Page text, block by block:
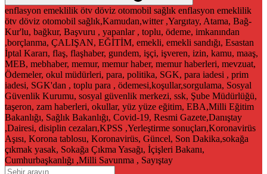
enflasyon emeklilik ötv döviz otomobil sağlık enflasyon emeklilik
ötv döviz otomobil sağlık,Kamudan,witter ,Yargıtay, Atama, Bağ-
Kur'lu, bağkur, Başvuru , yapanlar , toplu, ödeme, imkanından
,borçlanma, ÇALIŞAN, EĞİTİM, emekli, emekli sandığı, Esastan
İptal Kararı, flaş, flaşhaber, gundem, işçi, işveren, izin, kamu, maaş,
MEB, mebhaber, memur, memur haber, memur haberleri, mevzuat,
Ödemeler, okul müdürleri, para, politika, SGK, para iadesi , prim
iadesi, SGK'dan , toplu para , ödemesi,koşullar,sorgulama, Sosyal
Güvenlik Kurumu, sosyal güvenlik merkezi, ssk, Şube Müdürlüğü,
taşeron, zam haberleri, okullar, yüz yüze eğitim, EBA,Milli Eğitim
Bakanlığı, Sağlık Bakanlığı, Covid-19, Resmi Gazete,Danıştay
,Dairesi, disiplin cezaları,KPSS ,Yerleştirme sonuçları,Koronavirüs
Aşısı, Korona tablosu, Koronavirüs, Güncel, Son Dakika,sokağa
çıkmak yasak, Sokağa Çıkma Yasağı, İçişleri Bakanı,
Cumhurbaşkanlığı ,Milli Savunma , Sayıştay